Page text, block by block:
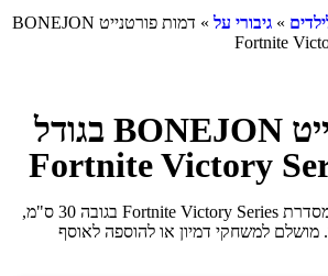
» גיבורי על
» דמות פורטנייט BONEJON
דמות פורטנייט BONEJON בגודל
דמות אספנים מרשימה מסדרת Fortnite Victory Series בגובה 30 ס"מ,
מושלם למשחקי דמיון או להוספה לאוסף